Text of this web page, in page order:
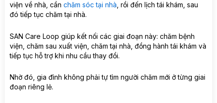
viện về nhà, cần chăm sóc tại nhà , rồi đến lịch tái khám, sau
đó tiếp tục chăm tại nhà.
SAN Care Loop giúp kết nối các giai đoạn này: chăm bệnh
viện, chăm sau xuất viện, chăm tại nhà, đồng hành tái khám và
tiếp tục hỗ trợ khi nhu cầu thay đổi.
Nhờ đó, gia đình không phải tự tìm người chăm mới ở từng giai
đoạn riêng lẻ.